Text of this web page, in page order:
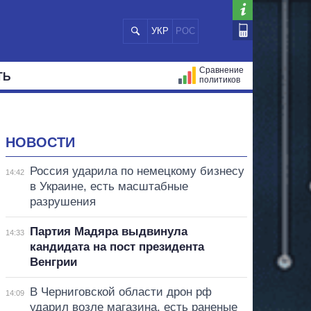
УКР РОС
Сравнение
политиков
НОВОСТИ
14:42
Россия ударила по немецкому бизнесу
в Украине, есть масштабные
разрушения
14:33
Партия Мадяра выдвинула
кандидата на пост президента
Венгрии
14:09
В Черниговской области дрон рф
ударил возле магазина, есть раненые